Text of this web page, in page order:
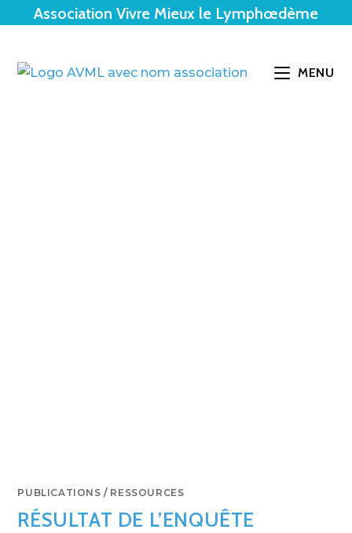
Association Vivre Mieux le Lymphœdème
MENU
PUBLICATIONS / RESSOURCES
RÉSULTAT DE L’ENQUÊTE